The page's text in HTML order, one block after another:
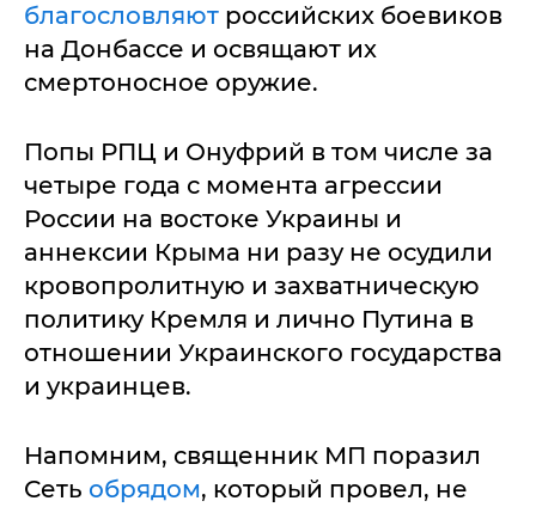
благословляют российских боевиков
на Донбассе и освящают их
смертоносное оружие.
Попы РПЦ и Онуфрий в том числе за
четыре года с момента агрессии
России на востоке Украины и
аннексии Крыма ни разу не осудили
кровопролитную и захватническую
политику Кремля и лично Путина в
отношении Украинского государства
и украинцев.
Напомним, священник МП поразил
Сеть обрядом, который провел, не